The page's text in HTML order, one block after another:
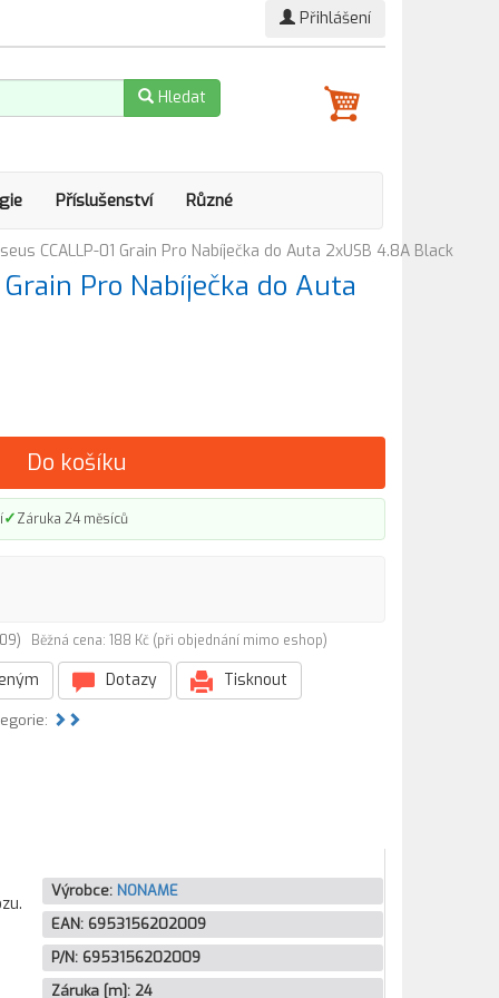
Přihlášení
Hledat
Příslušenství Různé
CCALLP-01 Grain Pro Nabíječka do Auta 2xUSB 4.8A Black
Grain Pro Nabíječka do Auta
Do košíku
✓Záruka 24 měsíců
Běžná cena: 188 Kč (při objednání mimo eshop)
Dotazy Tisknout
Výrobce: NONAME
EAN: 6953156202009
P/N: 6953156202009
Záruka [m]: 24